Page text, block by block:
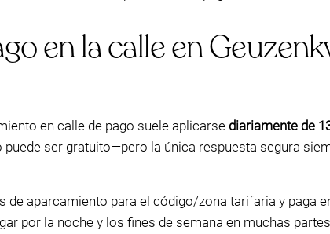
en la calle en
en calle de pago suele aplicarse diariamente de
ser gratuito—pero la única respuesta segura
de aparcamiento para el código/zona tarifaria y paga
por la noche y los fines de semana en muchas